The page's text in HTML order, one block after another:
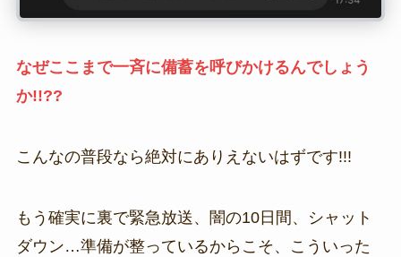
なぜここまで一斉に備蓄を呼びかけるんでしょう
か!!??
こんなの普段なら絶対にありえないはずです!!!
もう確実に裏で緊急放送、闇の10日間、シャット
ダウン…準備が整っているからこそ、こういった